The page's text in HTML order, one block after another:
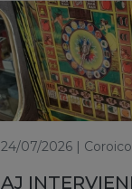
24/07/2026 |
AJ